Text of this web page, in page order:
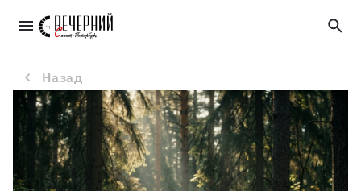
Чернобыльская зона отчуждения стала крупнейшим в Европе убежищем для млекопитающих
Назад